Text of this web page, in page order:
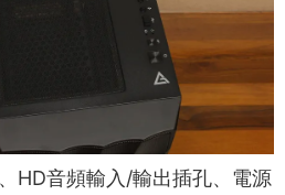
HD音頻輸入/輸出插孔、電源